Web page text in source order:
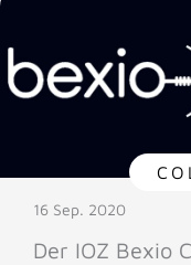
16 Sep. 2020
Der IOZ Bexio